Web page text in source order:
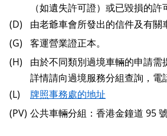
（如遺失許可證）或已毀損的許
(D)
由老爺車會所發出的信件及有關
(G)
客運營業證正本。
(H)
由於不同類別過境車輛的申請需
詳情請向過境服務分組查詢，電
(L)
牌照事務處的地址
(PV) 公共車輛分組：香港金鐘道 95